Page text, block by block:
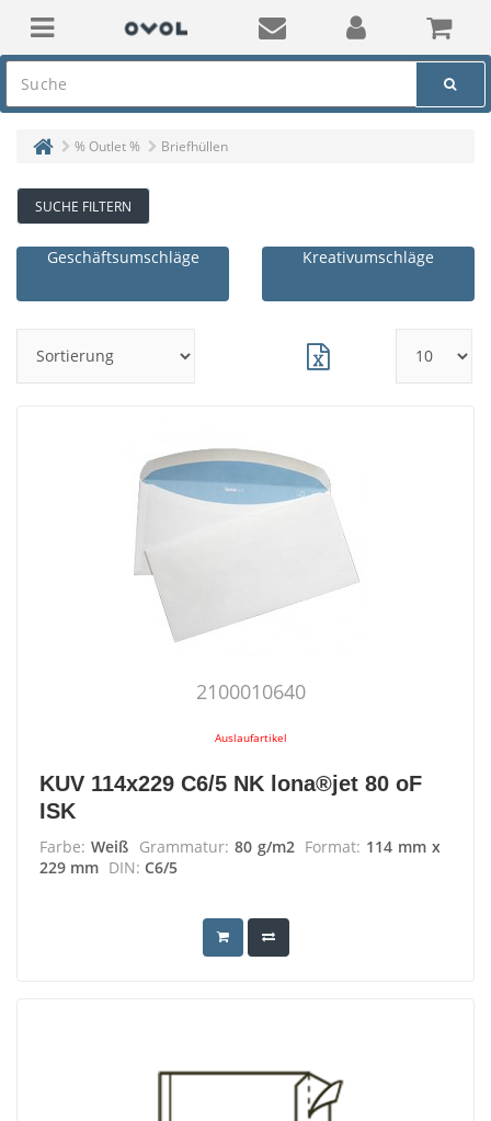
% Outlet % Briefhüllen
SUCHE FILTERN
Geschäftsumschläge Kreativumschläge
2100010640
Auslaufartikel
KUV 114x229 C6/5 NK lona®jet 80 oF
ISK
Farbe: Weiß Grammatur: 80 g/m2 Format: 114 mm x
229 mm DIN: C6/5